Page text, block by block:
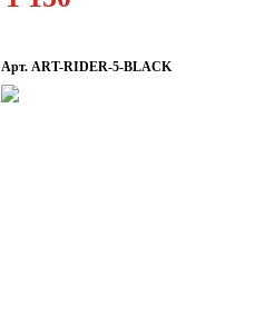
Арт. ART-RIDER-5-BLACK